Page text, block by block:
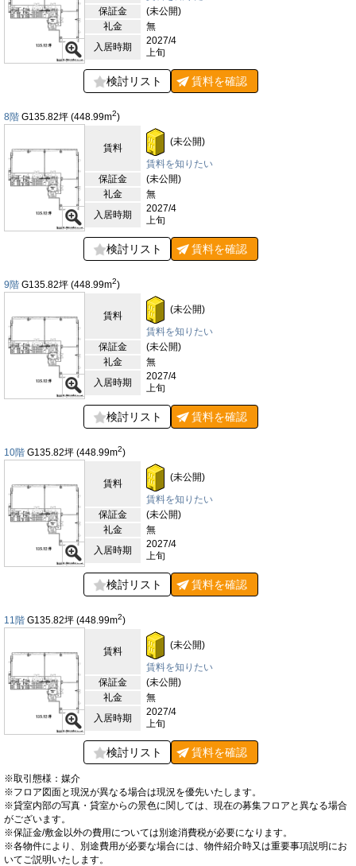
保証金
(未公開)
礼金
無
入居時期
2027/4
上旬
検討リスト 賃料を確認
8階 G135.82坪 (448.99m2)
賃料
(未公開)
賃料を知りたい
保証金
(未公開)
礼金
無
入居時期
2027/4
上旬
検討リスト 賃料を確認
9階 G135.82坪 (448.99m2)
賃料
(未公開)
賃料を知りたい
保証金
(未公開)
礼金
無
入居時期
2027/4
上旬
検討リスト 賃料を確認
10階 G135.82坪 (448.99m2)
賃料
(未公開)
賃料を知りたい
保証金
(未公開)
礼金
無
入居時期
2027/4
上旬
検討リスト 賃料を確認
11階 G135.82坪 (448.99m2)
賃料
(未公開)
賃料を知りたい
保証金
(未公開)
礼金
無
入居時期
2027/4
上旬
検討リスト 賃料を確認
※取引態様：媒介
※フロア図面と現況が異なる場合は現況を優先いたします。
※貸室内部の写真・貸室からの景色に関しては、現在の募集フロアと異なる場合
がございます。
※保証金/敷金以外の費用については別途消費税が必要になります。
※各物件により、別途費用が必要な場合には、物件紹介時又は重要事項説明にお
いてご説明いたします。